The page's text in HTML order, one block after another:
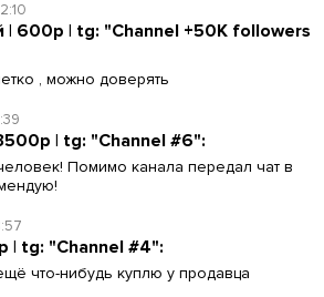
| 600р | tg: "Channel +50K followers
, можно доверять
| tg: "Channel #6":
Помимо канала передал чат в
| tg: "Channel #4":
что-нибудь куплю у продавца